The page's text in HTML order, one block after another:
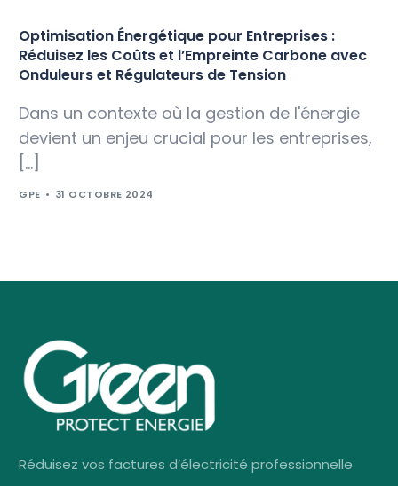
Optimisation Énergétique pour Entreprises :
Réduisez les Coûts et l’Empreinte Carbone avec
Onduleurs et Régulateurs de Tension
Dans un contexte où la gestion de l'énergie
devient un enjeu crucial pour les entreprises,
[…]
GPE 31 OCTOBRE 2024
Réduisez vos factures d’électricité professionnelle